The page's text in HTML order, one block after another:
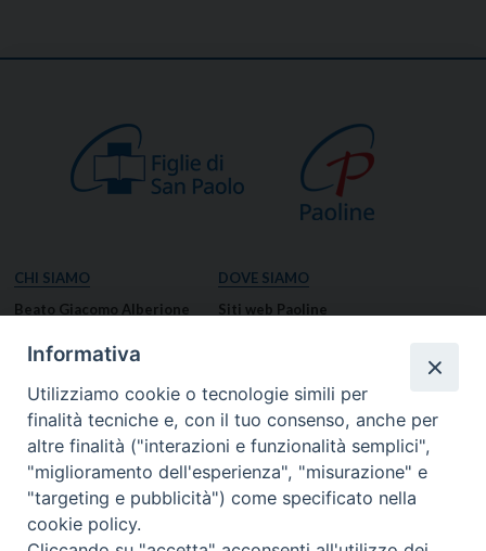
CHI SIAMO
Beato Giacomo Alberione
Venerabile Tecla Merlo
Missione Paolina
Luoghi delle Origini
Governo Generale
Famiglia Paolina
DOVE SIAMO
Siti web Paoline
Notizie dal governo generale
Notizie in breve
RISORSE
Preghiere
Informativa
Utilizziamo cookie o tecnologie simili per
finalità tecniche e, con il tuo consenso, anche per
altre finalità ("interazioni e funzionalità semplici",
"miglioramento dell'esperienza", "misurazione" e
"targeting e pubblicità") come specificato nella
cookie policy.